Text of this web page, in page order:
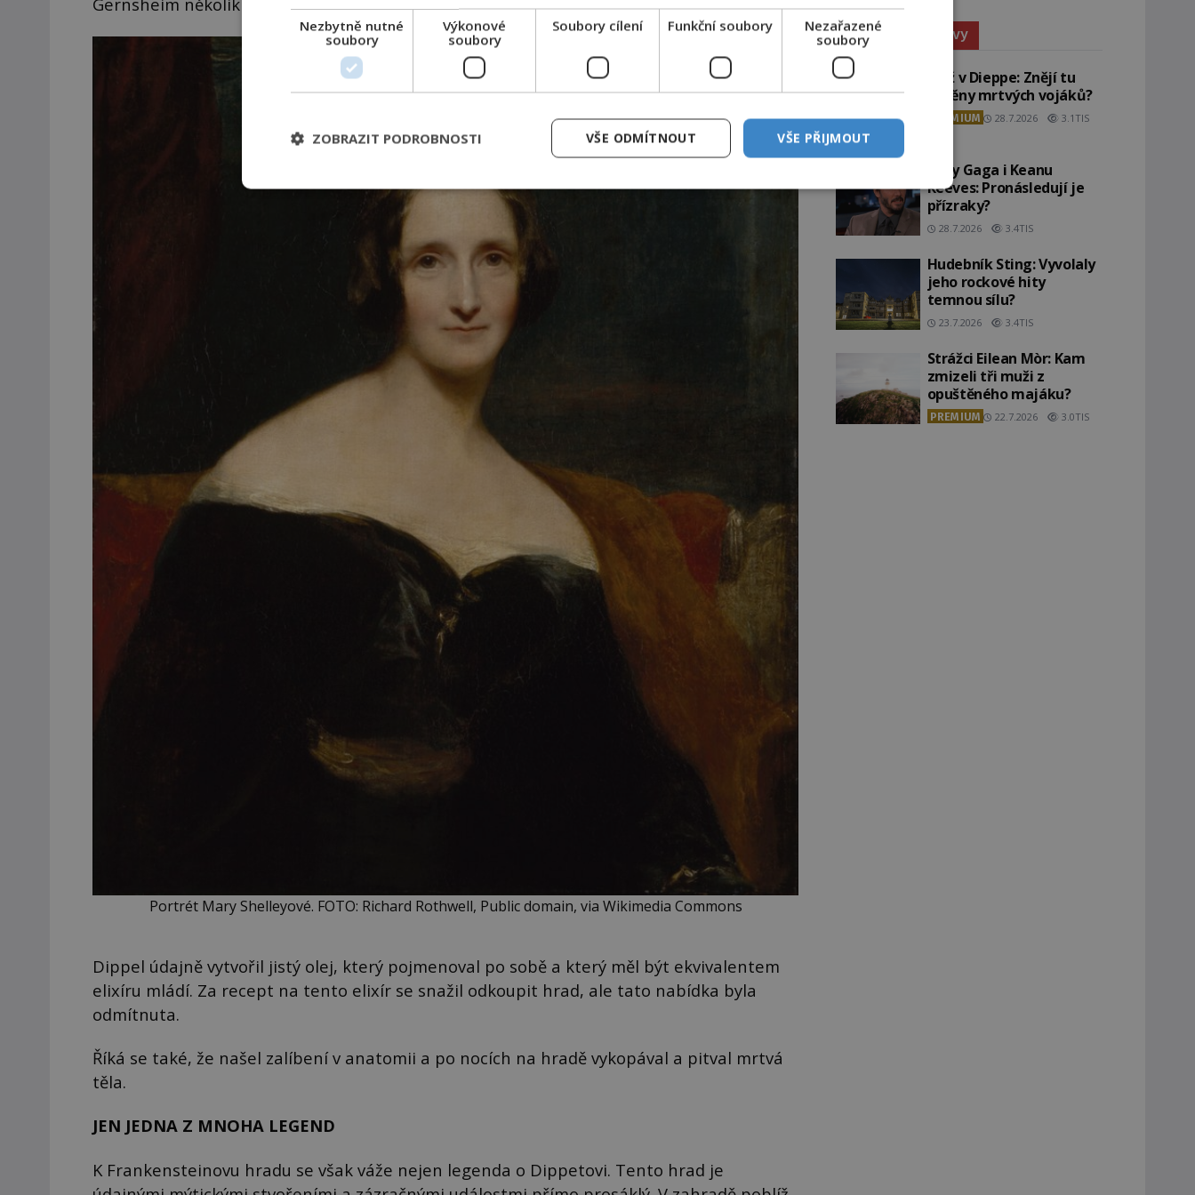
Portrét Mary Shelleyové. FOTO: Richard Rothwell, Public domain, via Wikimedia Commons
Dippel údajně vytvořil jistý olej, který pojmenoval po sobě a který měl být ekvivalentem
elixíru mládí. Za recept na tento elixír se snažil odkoupit hrad, ale tato nabídka byla
odmítnuta.
Říká se také, že našel zalíbení v anatomii a po nocích na hradě vykopával a pitval mrtvá
těla.
JEN JEDNA Z MNOHA LEGEND
K Frankensteinovu hradu se však váže nejen legenda o Dippetovi. Tento hrad je
Paranormální jevy
Pláž v Dieppe: Znějí tu
ozvěny mrtvých vojáků?
PREMIUM 28.7.2026 3.1TIS
Lady Gaga i Keanu
Reeves: Pronásledují je
přízraky?
28.7.2026 3.4TIS
Hudebník Sting: Vyvolaly
jeho rockové hity
temnou sílu?
23.7.2026 3.4TIS
Strážci Eilean Mòr: Kam
zmizeli tři muži z
opuštěného majáku?
PREMIUM 22.7.2026 3.0TIS
Nezbytně nutné
soubory
Výkonové
soubory
Soubory cílení Funkční soubory
Nezařazené
soubory
VŠE PŘIJMOUT
VŠE ODMÍTNOUT
ZOBRAZIT PODROBNOSTI